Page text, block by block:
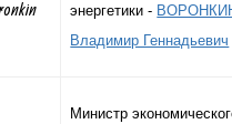
энергетики -
Владимир Геннадьевич
Министр